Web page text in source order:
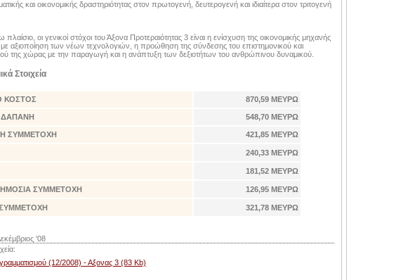
και οικονομικής δραστηριότητας στον πρωτογενή, δευτερογενή και ιδιαίτερα στον τριτογενή
οι γενικοί στόχοι του Άξονα Προτεραιότητας 3 είναι η ενίσχυση της οικονομικής μηχανής
αξιοποίηση των νέων τεχνολογιών, η προώθηση της σύνδεσης του επιστημονικού και
της χώρας με την παραγωγή και η ανάπτυξη των δεξιοτήτων του ανθρώπινου δυναμικού.
Στοιχεία
ΚΟΣΤΟΣ 870,59 ΜΕΥΡΩ
548,70 ΜΕΥΡΩ
ΣΥΜΜΕΤΟΧΗ 421,85 ΜΕΥΡΩ
240,33 ΜΕΥΡΩ
181,52 ΜΕΥΡΩ
ΣΥΜΜΕΤΟΧΗ 126,95 ΜΕΥΡΩ
ΣΥΜΜΕΤΟΧΗ 321,78 ΜΕΥΡΩ
'08
(12/2008) - Αξονας 3 (83 Kb)